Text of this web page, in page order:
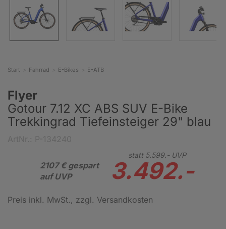
Start Fahrrad E-Bikes E-ATB
Flyer
Gotour 7.12 XC ABS SUV E-Bike
Trekkingrad Tiefeinsteiger 29" blau
2107 € gespart
auf UVP
statt 5.599.-UVP
3.492.-
Preis inkl. MwSt. , zzgl. Versandkosten